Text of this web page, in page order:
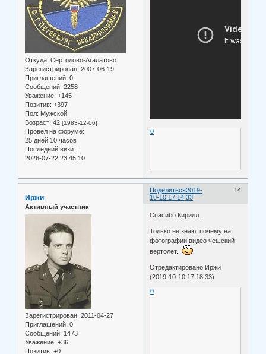
Откуда: Сертолово-Агалатово
Зарегистрирован: 2007-06-19
Приглашений: 0
Сообщений: 2258
Уважение: +145
Позитив: +397
Пол: Мужской
Возраст: 42 [1983-12-06]
Провел на форуме:
25 дней 10 часов
Последний визит:
2026-07-22 23:45:10
0
Поделиться 14
2019-
10-10 17:14:33
Иржи
Активный участник
Зарегистрирован: 2011-04-27
Приглашений: 0
Сообщений: 1473
Уважение: +36
Позитив: +0
Спасибо Кирилл..
Только не знаю, почему на
фотографии видео чешский
вертолет.
Отредактировано Иржи
(2019-10-10 17:18:33)
0